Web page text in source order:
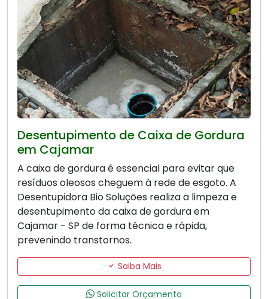
Desentupimento de Caixa de Gordura
em Cajamar
A caixa de gordura é essencial para evitar que
resíduos oleosos cheguem à rede de esgoto. A
Desentupidora Bio Soluções realiza a limpeza e
desentupimento da caixa de gordura em
Cajamar - SP de forma técnica e rápida,
prevenindo transtornos.
Saiba Mais
Solicitar Orçamento